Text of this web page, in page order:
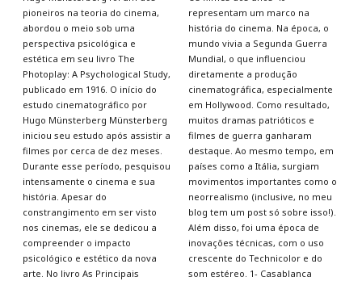
pioneiros na teoria do cinema,
abordou o meio sob uma
perspectiva psicológica e
estética em seu livro The
Photoplay: A Psychological Study,
publicado em 1916. O início do
estudo cinematográfico por
Hugo Münsterberg Münsterberg
iniciou seu estudo após assistir a
filmes por cerca de dez meses.
Durante esse período, pesquisou
intensamente o cinema e sua
história. Apesar do
constrangimento em ser visto
nos cinemas, ele se dedicou a
compreender o impacto
psicológico e estético da nova
arte. No livro As Principais
representam um marco na
história do cinema. Na época, o
mundo vivia a Segunda Guerra
Mundial, o que influenciou
diretamente a produção
cinematográfica, especialmente
em Hollywood. Como resultado,
muitos dramas patrióticos e
filmes de guerra ganharam
destaque. Ao mesmo tempo, em
países como a Itália, surgiam
movimentos importantes como o
neorrealismo (inclusive, no meu
blog tem um post só sobre isso!).
Além disso, foi uma época de
inovações técnicas, com o uso
crescente do Technicolor e do
som estéreo. 1- Casablanca